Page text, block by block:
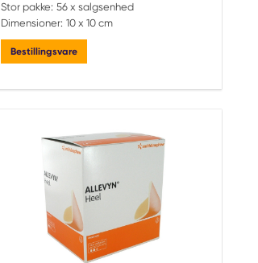
Stor pakke: 56 x salgsenhed
Dimensioner: 10 x 10 cm
Bestillingsvare